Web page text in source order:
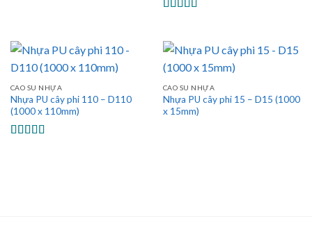
sao
CAO SU NHỰA
Nhựa PU cây phi 110 – D110
(1000 x 110mm)
CAO SU NHỰA
Nhựa PU cây phi 15 – D15 (1000
x 15mm)